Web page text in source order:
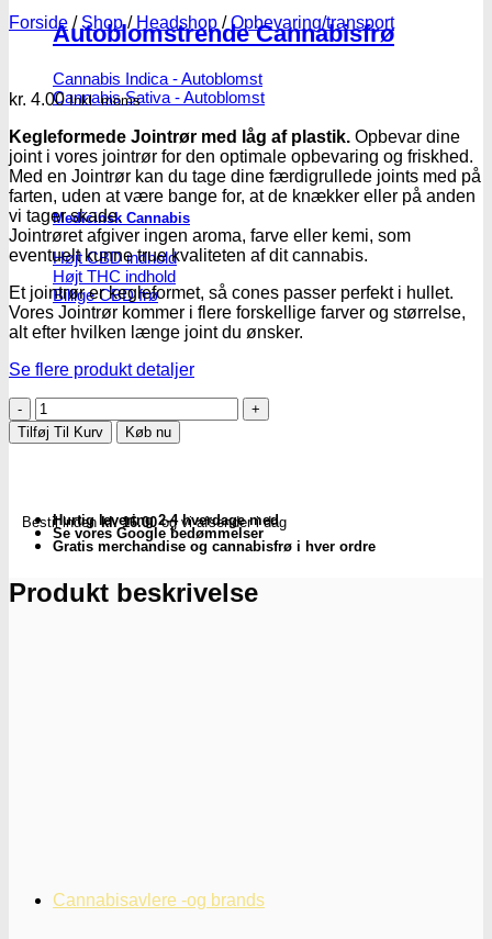
Autoblomstrende Cannabisfrø
Cannabis Indica - Autoblomst
Cannabis Sativa - Autoblomst
Medicinsk Cannabis
Højt CBD indhold
Højt THC indhold
Billige CBD frø
Cannabisavlere -og brands
Forside / Shop / Headshop / Opbevaring/transport
kr. 4.00 Inkl. moms
Kegleformede Jointrør med låg af plastik. Opbevar dine
joint i vores jointrør for den optimale opbevaring og friskhed.
Med en Jointrør kan du tage dine færdigrullede joints med på
farten, uden at være bange for, at de knækker eller på anden
vi tager skade.
Jointrøret afgiver ingen aroma, farve eller kemi, som
eventuelt kunne true kvaliteten af dit cannabis.
Et jointrør er kegleformet, så cones passer perfekt i hullet.
Vores Jointrør kommer i flere forskellige farver og størrelse,
alt efter hvilken længe joint du ønsker.
Se flere produkt detaljer
Jointrør
|
110mm
Tilføj Til Kurv Køb nu
Bestil indenkl. 16.00og vi afsender i dag
Hurtig levering 2-4 hverdage med
Se vores Google bedømmelser
Gratis merchandise og cannabisfrø i hver ordre
Produkt beskrivelse